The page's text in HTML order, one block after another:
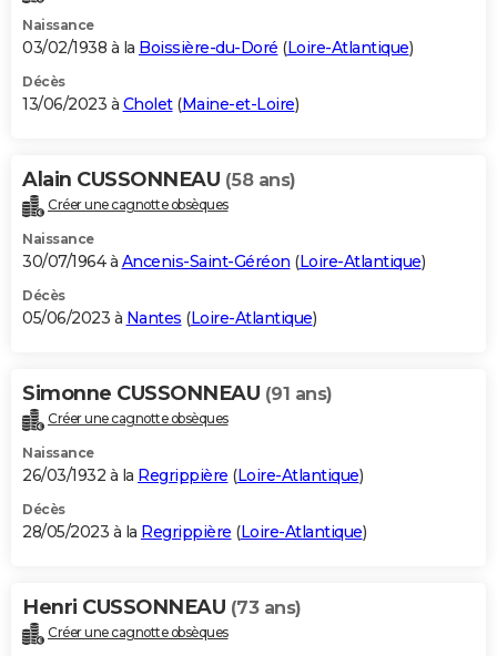
Naissance
03/02/1938 à la Boissière-du-Doré (Loire-Atlantique)
Décès
13/06/2023 à Cholet(Maine-et-Loire)
Alain CUSSONNEAU (58 ans)
Créer une cagnotte obsèques
Naissance
30/07/1964 à Ancenis-Saint-Géréon (Loire-Atlantique)
Décès
05/06/2023 à Nantes (Loire-Atlantique)
Simonne CUSSONNEAU (91 ans)
Créer une cagnotte obsèques
Naissance
26/03/1932 à la Regrippière (Loire-Atlantique)
Décès
28/05/2023 à la Regrippière (Loire-Atlantique)
Henri CUSSONNEAU (73 ans)
Créer une cagnotte obsèques